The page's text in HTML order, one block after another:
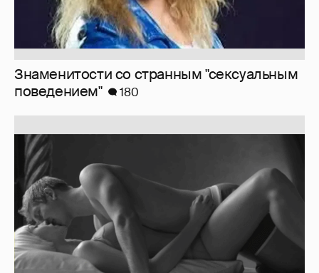
Знаменитости со странным "сексуальным
поведением"
180